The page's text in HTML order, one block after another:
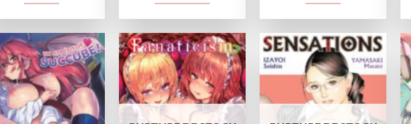
Ajouter
à la
wishlist
Ajouter
à la
wishlist
Ajouter
à la
wishlist